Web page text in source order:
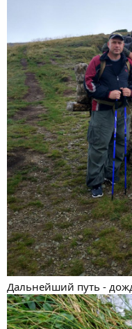
Дальнейший путь -